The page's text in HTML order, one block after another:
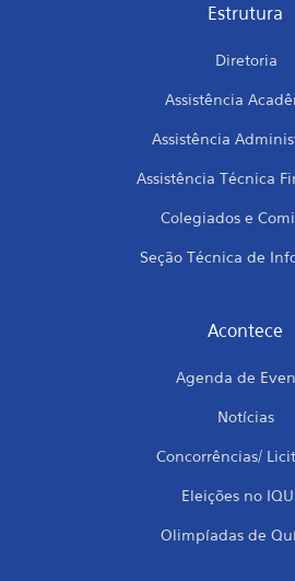
Estrutura
Diretoria
Assistência
Assistência
Assistência Técnica
Colegiados e
Seção Técnica de
Acontece
Agenda de
Notícias
Concorrências/
Eleições no
Olimpíadas de